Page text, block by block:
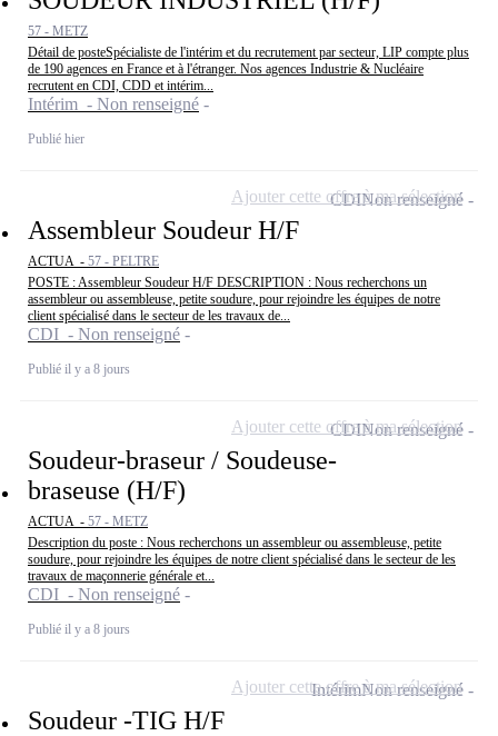
57 - METZ
Détail de posteSpécialiste de l'intérim et du recrutement par secteur, LIP compte plus
de 190 agences en France et à l'étranger. Nos agences Industrie & Nucléaire
recrutent en CDI, CDD et intérim...
Intérim - Non renseigné
Publié hier
Assembleur Soudeur H/F
ACTUA - 57 - PELTRE
POSTE : Assembleur Soudeur H/F DESCRIPTION : Nous recherchons un
assembleur ou assembleuse, petite soudure, pour rejoindre les équipes de notre
client spécialisé dans le secteur de les travaux de...
CDI - Non renseigné
Publié il y a 8 jours
CDINon renseigné
Ajouter cette offre à ma sélection
Soudeur-braseur / Soudeuse-
braseuse (H/F)
ACTUA - 57 - METZ
Description du poste : Nous recherchons un assembleur ou assembleuse, petite
soudure, pour rejoindre les équipes de notre client spécialisé dans le secteur de les
travaux de maçonnerie générale et...
CDI - Non renseigné
Publié il y a 8 jours
CDINon renseigné
Ajouter cette offre à ma sélection
Soudeur -TIG H/F
IntérimNon renseigné
Ajouter cette offre à ma sélection